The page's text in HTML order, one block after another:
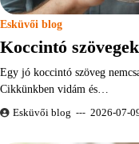
Esküvői blog
Koccintó
Egy jó koccintó szöveg
Cikkünkben vidám és…
Esküvői blog 2026-07-